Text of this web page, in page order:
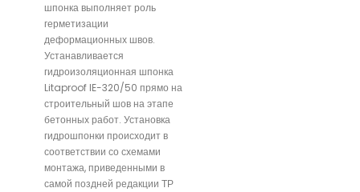
шпонка выполняет роль
герметизации
деформационных швов.
Устанавливается
гидроизоляционная шпонка
Litaproof IE-320/50 прямо на
строительный шов на этапе
бетонных работ. Установка
гидрошпонки происходит в
соответствии со схемами
монтажа, приведенными в
самой поздней редакции ТР